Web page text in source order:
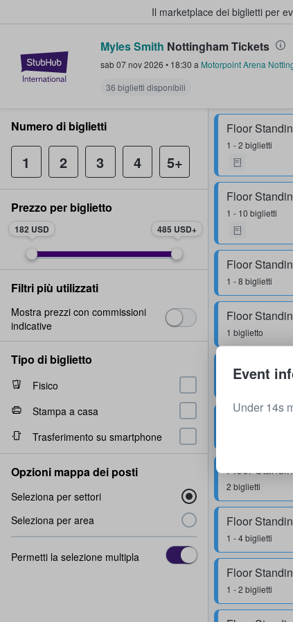
Il marketplace dei biglietti per
StubHub - Dove i fan
Myles Smith Nottingham Tickets
sab 07 nov 2026 • 18:30 a Motorpoint Arena
36 biglietti disponibili
Floor
1 - 2 biglietti
Floor
1 - 10 biglietti
Floor
1 - 8 biglietti
Floor
1 biglietto
Floor Standing
Floor
2 biglietti
Floor
1 - 4 biglietti
Floor
1 - 2 biglietti
Numero di biglietti
1 2 3 4 5+
Prezzo per biglietto
182 USD 485 USD
Filtri più utilizzati
Mostra prezzi con commissioni
indicative
Tipo di biglietto
Fisico
Stampa a casa
Trasferimento su smartphone
Opzioni mappa dei posti
Seleziona per settori
Seleziona per area
Permetti la selezione multipla
Event
Under 14s